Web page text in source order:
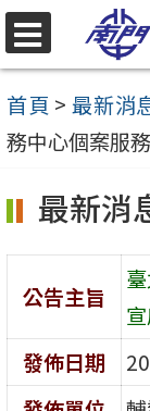
跳
至
主
要
容
選
單
首頁 > 最新消
務中心個案服
最新消
公告主旨
發佈日期